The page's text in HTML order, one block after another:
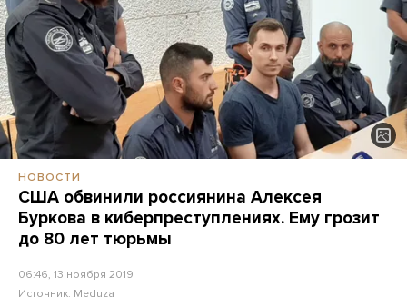
НОВОСТИ
США обвинили россиянина Алексея
Буркова в киберпреступлениях. Ему грозит
до 80 лет тюрьмы
06:46, 13 ноября 2019
Источник: Meduza